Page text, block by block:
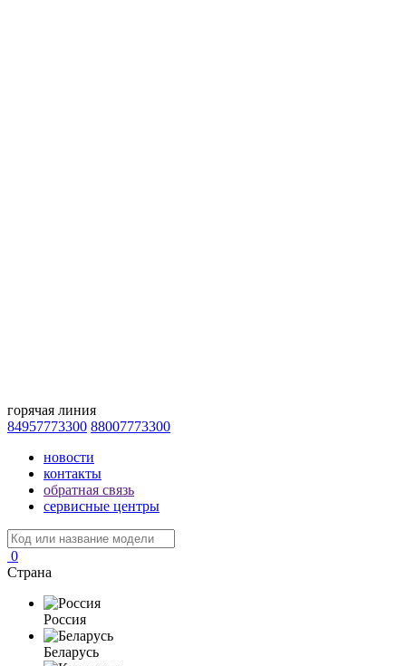
горячая линия
84957773300 88007773300
новости
контакты
обратная связь
сервисные центры
0
Страна
Россия
Беларусь